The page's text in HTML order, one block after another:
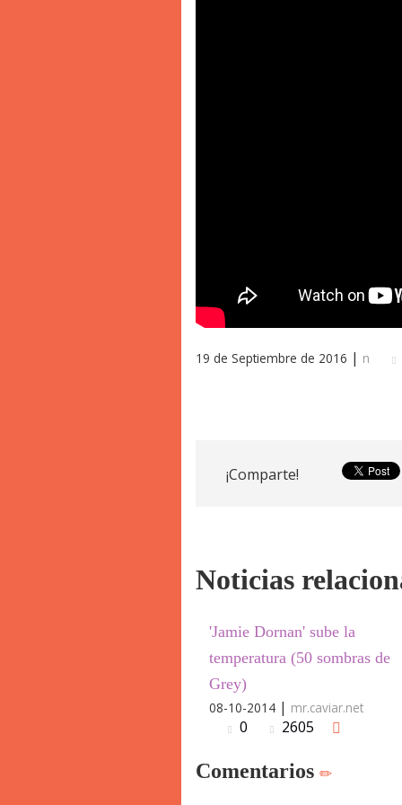
19 de Septiembre de 2016 | n
¡Comparte!
Noticias
'Jamie Dornan' sube la
temperatura (50 sombras de
Grey)
08-10-2014 | mr.caviar.net
0 2605
Comentarios